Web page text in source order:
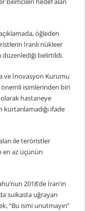
öğleden
İranlı nükleer
düzenlediği belirtildi.
ve İnovasyon Kurumu
önemli isimlerinden biri
olarak hastaneye
kurtarılamadığı ifade
ile teröristler
en az üçünün
2018’de İran’ın
suikasta uğrayan
“Bu ismi unutmayın”